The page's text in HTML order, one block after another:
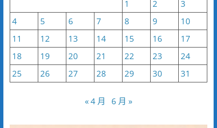
1
2
3
4
5 6 7 8 9
10
11
12 13 14 15 16
17
18
19 20 21 22 23
24
25
26 27 28 29 30 31
« 4 月 6 月 »